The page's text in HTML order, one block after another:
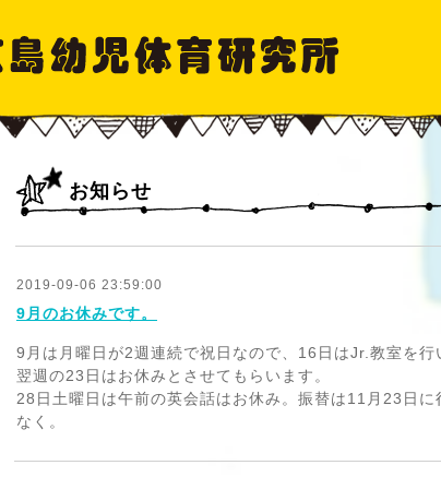
お知らせ
2019-09-06 23:59:00
9月のお休みです。
9月は月曜日が2週連続で祝日なので、16日はJr.教室を行
翌週の23日はお休みとさせてもらいます。
28日土曜日は午前の英会話はお休み。振替は11月23日
なく。